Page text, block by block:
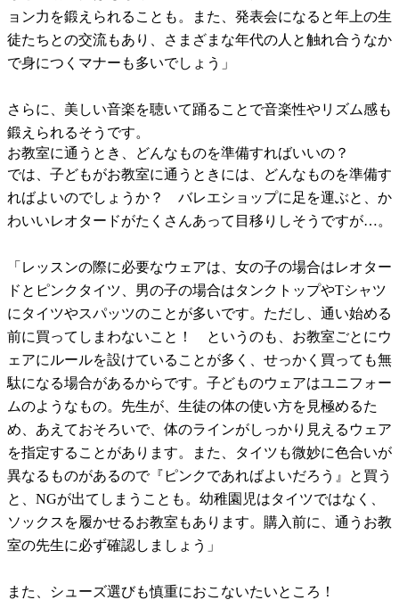
ョン力を鍛えられることも。また、発表会になると年上の生
徒たちとの交流もあり、さまざまな年代の人と触れ合うなか
で身につくマナーも多いでしょう」
さらに、美しい音楽を聴いて踊ることで音楽性やリズム感も
鍛えられるそうです。
お教室に通うとき、どんなものを準備すればいいの？
では、子どもがお教室に通うときには、どんなものを準備す
ればよいのでしょうか？ バレエショップに足を運ぶと、か
わいいレオタードがたくさんあって目移りしそうですが…。
「レッスンの際に必要なウェアは、女の子の場合はレオター
ドとピンクタイツ、男の子の場合はタンクトップやTシャツ
にタイツやスパッツのことが多いです。ただし、通い始める
前に買ってしまわないこと！ というのも、お教室ごとにウ
ェアにルールを設けていることが多く、せっかく買っても無
駄になる場合があるからです。子どものウェアはユニフォー
ムのようなもの。先生が、生徒の体の使い方を見極めるた
め、あえておそろいで、体のラインがしっかり見えるウェア
を指定することがあります。また、タイツも微妙に色合いが
異なるものがあるので『ピンクであればよいだろう』と買う
と、NGが出てしまうことも。幼稚園児はタイツではなく、
ソックスを履かせるお教室もあります。購入前に、通うお教
室の先生に必ず確認しましょう」
また、シューズ選びも慎重におこないたいところ！